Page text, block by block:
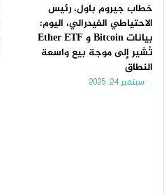
خطاب جيروم باول، رئيس
الاحتياطي الفيدرالي، اليوم:
بيانات Bitcoin و Ether ETF
تُشير إلى موجة بيع واسعة
النطاق
سبتمبر 24, 2025